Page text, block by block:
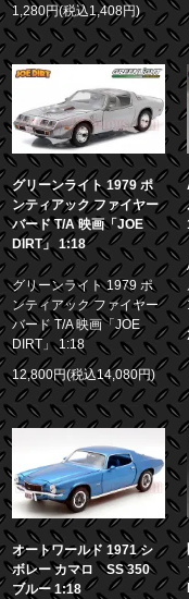
1,280円(税込1,408円)
グリーンライト 1979 ポ
ンティアック ファイヤー
バード T/A 映画「JOE
DIRT」 1:18
グリーンライト 1979 ポ
ンティアック ファイヤー
バード T/A 映画「JOE
DIRT」 1:18
12,800円(税込14,080円)
オートワールド 1971 シ
ボレー カマロ SS 350
ブルー 1:18